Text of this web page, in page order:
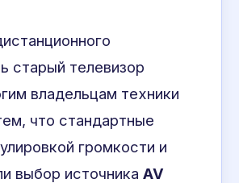
старый телевизор
владельцам техники
что стандартные
громкости и
выбор источника AV